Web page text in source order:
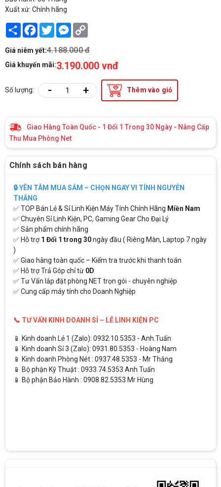
Xuất xứ: Chính hãng
Share Facebook
TwitterMessenger
Giá niêm yết:4.188.000 đ
Giá khuyến mãi:3.190.000 vnđ
Số lượng: - + Thêm vào giỏ
Giao Hàng Toàn Quốc - 1 Đổi 1 Trong 30 Ngày - Nâng Cấp
Thu Mua Phòng Net
Chính sách bán hàng
🔒 YÊN TÂM MUA SẮM – CHỌN NGAY VI TÍNH NGUYỄN
THẮNG
✅ TOP Bán Lẻ & Sỉ Linh Kiện Máy Tính Chính Hãng Miền Nam
✅ Chuyên Sỉ Linh Kiện, PC, Gaming Gear Cho Đại Lý
✅ Sản phẩm chính hãng
✅ Hỗ trợ1 Đổi 1 trong 30ngày đầu ( Riêng Màn, Laptop 7 ngày
)
✅ Giao hàng toàn quốc – Kiểm tra trước khi thanh toán
✅ Hỗ trợ Trả Góp chỉ từ 0D
✅ Tư Vấn lắp đặt phòng NET trọn gói - chuyên nghiệp
✅ Cung cấp máy tính cho Doanh Nghiệp
📞 TƯ VẤN KINH DOANH SỈ – LẺ LINH KIỆN PC
📱 Kinh doanh Lẻ 1 (Zalo): 0932.10.5353 - Anh.Tuấn
📱 Kinh doanh Sỉ 3 (Zalo): 0931.80.5353 - Hoàng Nam
📱 Kinh doanh Phòng Nét : 0937.48.5353 - Mr Thắng
📱 Bộ phận Kỹ Thuật : 0933.74.5353 Anh Tuấn
📱 Bộ phận Bảo Hành : 0908.82.5353 Mr Hùng